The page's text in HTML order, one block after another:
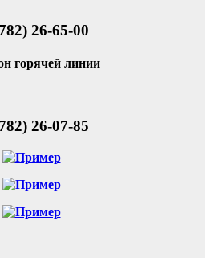
26-65-00
горячей линии
26-07-85